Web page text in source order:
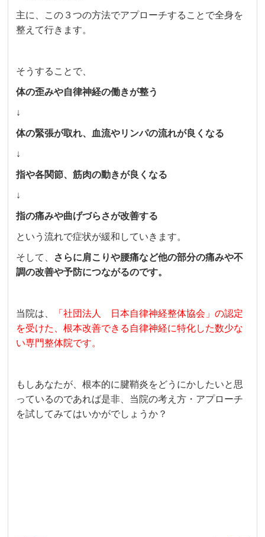
主に、この３つの方法でアプローチすることで全身を
整えて行きます。
そうすることで、
体の歪みや自律神経の働きが整う
↓
体の緊張が取れ、血流やリンパの流れが良くなる
↓
指や各関節、筋肉の動きが良くなる
↓
指の痛みや曲げづらさが改善する
という流れで症状が緩和していきます。
そして、
さらに肩こりや腰痛など他の部分の痛みや不
調の改善や予防につながるのです。
当院は、
「社団法人 日本自律神経整体協会」の認定
を受けた、根本改善できる自律神経に特化した数少な
い専門整体院です。
もしあなたが、根本的に腱鞘炎をどうにかしたいと思
っているのであれば是非、当院の考え方・アプローチ
を試してみてはいかがでしょうか？